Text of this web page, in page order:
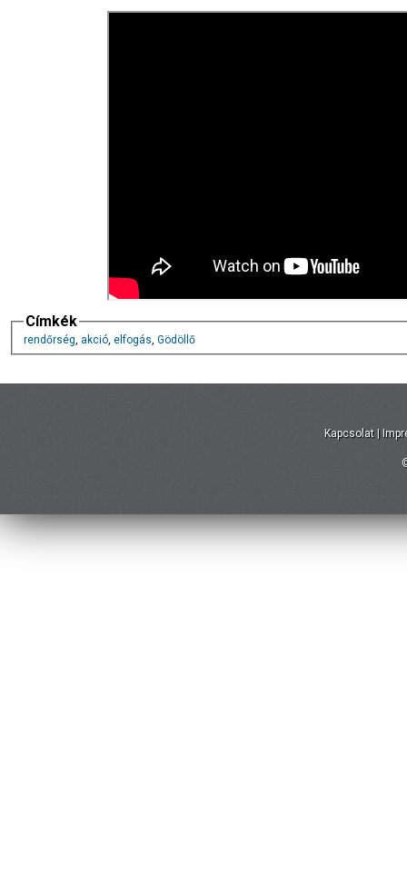
Címkék
rendőrség, akció, elfogás, Gödöllő
Kapcsolat |